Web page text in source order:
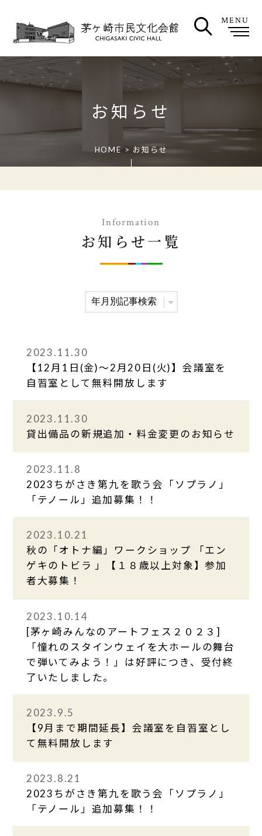
MENU
お知らせ
HOME > お知らせ
Information
お知らせ一覧
2023.11.30
【12月1日(金)～2月20日(火)】会議室を
自習室として無料開放します
2023.11.30
貸出備品の新規追加・料金変更のお知らせ
2023.11.8
2023ちがさき第九を歌う会「ソプラノ」
「テノール」追加募集！！
2023.10.21
秋の「オトナ編」ワークショップ 「エン
ゲキのトビラ 」【１８歳以上対象】参加
者大募集！
2023.10.14
[茅ヶ崎みんなのアートフェス２０２３]
「憧れのスタインウェイを大ホールの舞台
で弾いてみよう！」は好評につき、受付終
了いたしました。
2023.9.5
【9月まで期間延長】会議室を自習室とし
て無料開放します
2023.8.21
2023ちがさき第九を歌う会「ソプラノ」
「テノール」追加募集！！